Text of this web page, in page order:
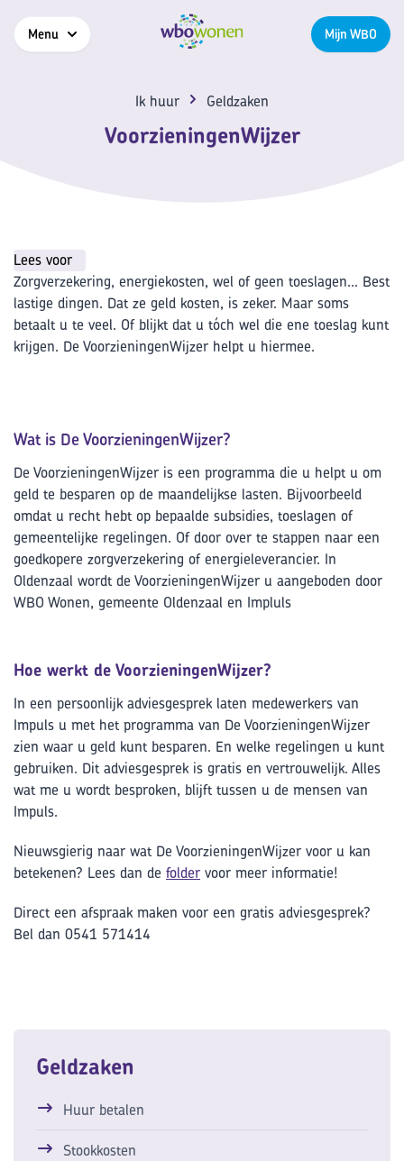
Menu Mijn WBO
Ik huur Geldzaken
VoorzieningenWijzer
Lees voor
Zorgverzekering, energiekosten, wel of geen toeslagen... Best
lastige dingen. Dat ze geld kosten, is zeker. Maar soms
betaalt u te veel. Of blijkt dat u tóch wel die ene toeslag kunt
krijgen. De VoorzieningenWijzer helpt u hiermee.
Wat is De VoorzieningenWijzer?
De VoorzieningenWijzer is een programma die u helpt u om
geld te besparen op de maandelijkse lasten. Bijvoorbeeld
omdat u recht hebt op bepaalde subsidies, toeslagen of
gemeentelijke regelingen. Of door over te stappen naar een
goedkopere zorgverzekering of energieleverancier. In
Oldenzaal wordt de VoorzieningenWijzer u aangeboden door
WBO Wonen, gemeente Oldenzaal en Impluls
Hoe werkt de VoorzieningenWijzer?
In een persoonlijk adviesgesprek laten medewerkers van
Impuls u met het programma van De VoorzieningenWijzer
zien waar u geld kunt besparen. En welke regelingen u kunt
gebruiken. Dit adviesgesprek is gratis en vertrouwelijk. Alles
wat me u wordt besproken, blijft tussen u de mensen van
Impuls.
Nieuwsgierig naar wat De VoorzieningenWijzer voor u kan
betekenen? Lees dan de folder voor meer informatie!
Direct een afspraak maken voor een gratis adviesgesprek?
Bel dan 0541 571414
Geldzaken
Huur betalen
Stookkosten